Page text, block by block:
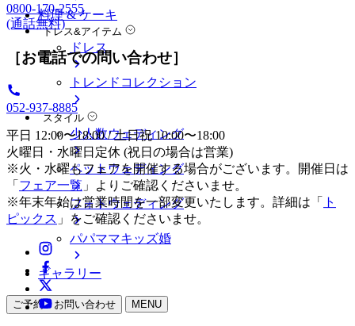
料理 & ケーキ
ドレス&アイテム
ドレス
トレンドコレクション
スタイル
少人数ウェディング
ペットウェディング
フォトウェディング
パパママキッズ婚
ギャラリー
ご予約・お問い合わせ MENU
0800-170-2555
(通話無料)
［お電話での問い合わせ］
052-937-8885
平日 12:00〜18:00 / 土日祝 10:00〜18:00
火曜日・水曜日定休 (祝日の場合は営業)
※火・水曜もフェアを開催する場合がございます。開催日は
「 フェア一覧 」よりご確認くださいませ。
※年末年始は営業時間を一部変更いたします。詳細は「
ト
ピックス 」をご確認くださいませ。